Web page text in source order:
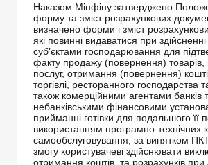
Наказом Мінфіну затверджено
форму та зміст розрахункових
визначено форми і зміст
які повинні видаватися при здійсненні
суб’єктами господарювання для
факту продажу (повернення) товарів,
послуг, отримання (повернення)
торгівлі, ресторанного господарства
також комерційними агентами банків
небанківськими фінансовими
прийманні готівки для подальшого її
використанням програмно-технічних
самообслуговування, за винятком
змогу користувачеві здійснювати
отримання коштів, та розрахунків при